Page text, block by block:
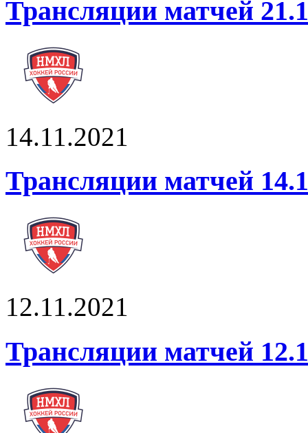
Трансляции матчей
14.11.2021
Трансляции матчей
12.11.2021
Трансляции матчей